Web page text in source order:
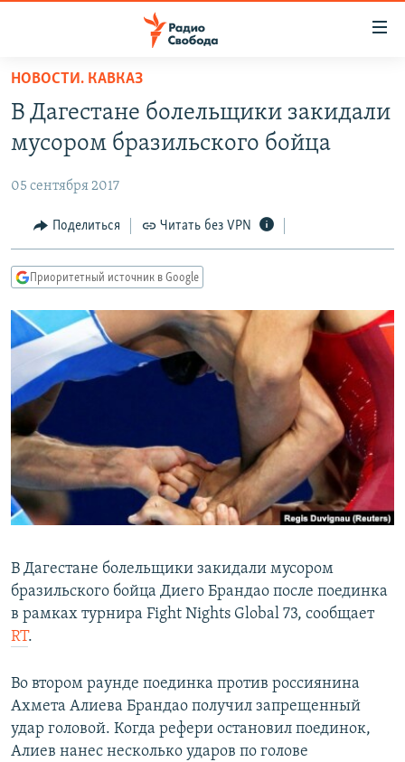
упрощенного
доступа
основному
Вернутся
главной
навигации
Вернутся
ПОДКАСТЫ
АВТОРСКИЕ ПРОЕКТЫ
ЦИТАТЫ СВОБОДЫ
МНЕНИЯ
IDEL.РЕАЛИИ
КАВКАЗ.РЕАЛИИ
СЕВЕР.РЕАЛИИ
СИБИРЬ.РЕАЛИИ
РАСПИСАНИЕ ВЕЩАНИЯ
ПОДПИШИТЕСЬ НА РАССЫЛКУ
СОЦИАЛЬНЫЕ СЕТИ
Все сайты РСЕ/РС
НОВОСТИ. КАВКАЗ
В Дагестане болельщики закидали
мусором бразильского бойца
05 сентября 2017
Поделиться Читать без VPN
Приоритетный источник в Google
В Дагестане болельщики закидали мусором
бразильского бойца Диего Брандао после поединка
в рамках турнира Fight Nights Global 73, сообщает
RT.
Во втором раунде поединка против россиянина
Ахмета Алиева Брандао получил запрещенный
удар головой. Когда рефери остановил поединок,
Алиев нанес несколько ударов по голове